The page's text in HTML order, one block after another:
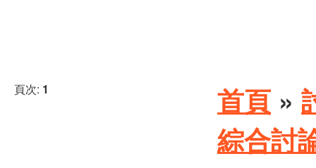
頁次: 1 首頁 »
綜合討